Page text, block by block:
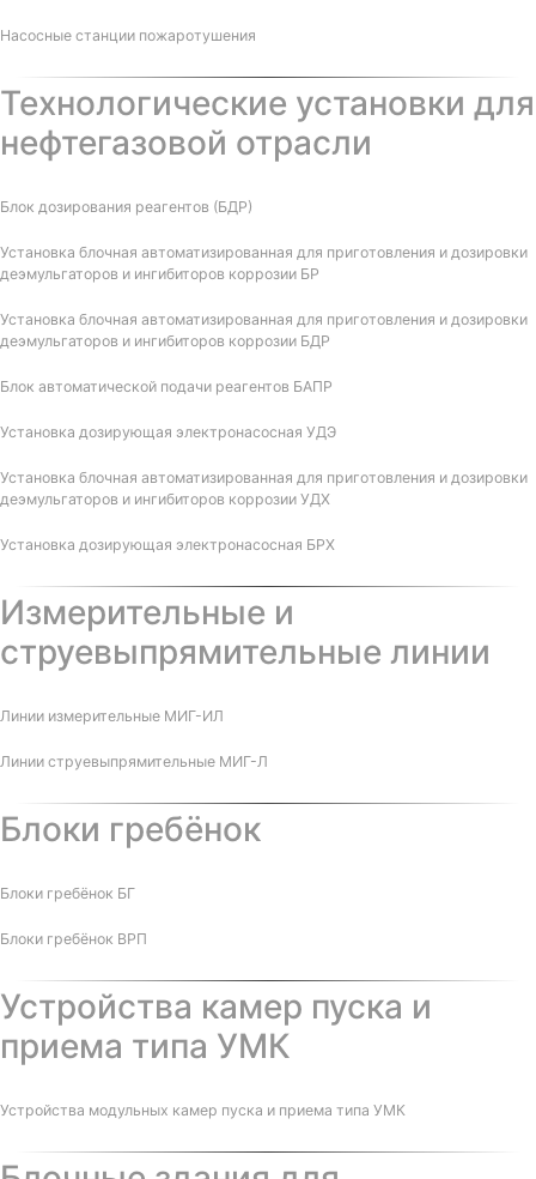
Насосные станции пожаротушения
Технологические установки для
нефтегазовой отрасли
Блок дозирования реагентов (БДР)
Установка блочная автоматизированная для приготовления и дозировки
деэмульгаторов и ингибиторов коррозии БР
Установка блочная автоматизированная для приготовления и дозировки
деэмульгаторов и ингибиторов коррозии БДР
Блок автоматической подачи реагентов БАПР
Установка дозирующая электронасосная УДЭ
Установка блочная автоматизированная для приготовления и дозировки
деэмульгаторов и ингибиторов коррозии УДХ
Установка дозирующая электронасосная БРХ
Измерительные и
струевыпрямительные линии
Линии измерительные МИГ-ИЛ
Линии струевыпрямительные МИГ-Л
Блоки гребёнок
Блоки гребёнок БГ
Блоки гребёнок ВРП
Устройства камер пуска и
приема типа УМК
Устройства модульных камер пуска и приема типа УМК